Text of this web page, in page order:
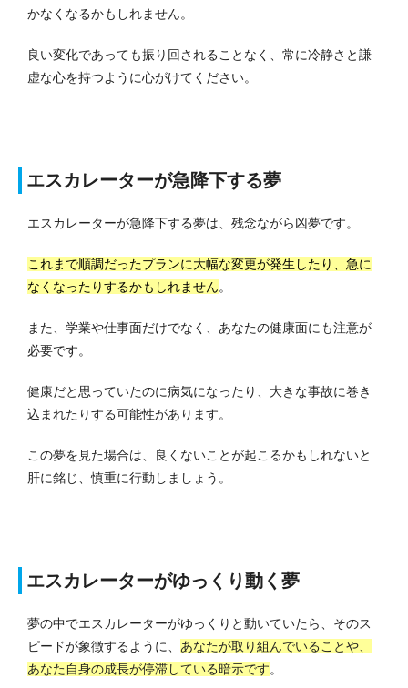
かなくなるかもしれません。
良い変化であっても振り回されることなく、常に冷静さと謙
虚な心を持つように心がけてください。
エスカレーターが急降下する夢
エスカレーターが急降下する夢は、残念ながら凶夢です。
これまで順調だったプランに大幅な変更が発生したり、急に
なくなったりするかもしれません。
また、学業や仕事面だけでなく、あなたの健康面にも注意が
必要です。
健康だと思っていたのに病気になったり、大きな事故に巻き
込まれたりする可能性があります。
この夢を見た場合は、良くないことが起こるかもしれないと
肝に銘じ、慎重に行動しましょう。
エスカレーターがゆっくり動く夢
夢の中でエスカレーターがゆっくりと動いていたら、そのス
ピードが象徴するように、 あなたが取り組んでいることや、
あなた自身の成長が停滞している暗示です。